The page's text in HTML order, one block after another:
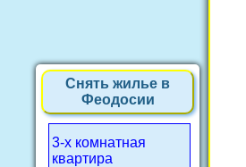
Снять жилье в
Феодосии
3-х комнатная
квартира